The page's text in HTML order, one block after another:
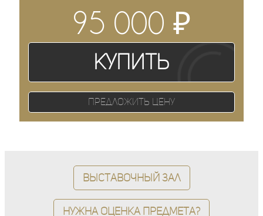
95 000₽
Купить
Предложить цену
Выставочный зал
Нужна оценка предмета?